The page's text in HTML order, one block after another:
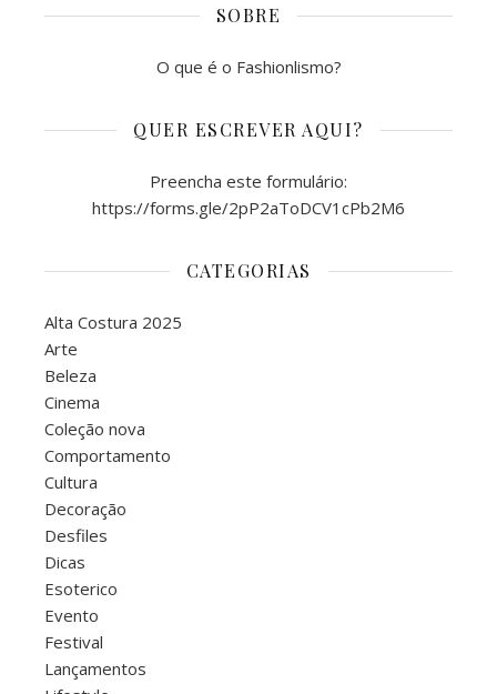
SOBRE
O que é o Fashionlismo?
QUER ESCREVER AQUI?
Preencha este formulário:
https://forms.gle/2pP2aToDCV1cPb2M6
CATEGORIAS
Alta Costura 2025
Arte
Beleza
Cinema
Coleção nova
Comportamento
Cultura
Decoração
Desfiles
Dicas
Esoterico
Evento
Festival
Lançamentos